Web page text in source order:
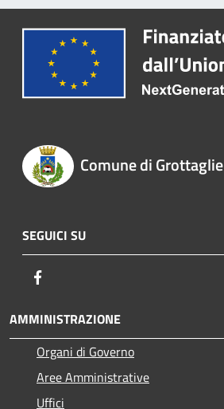
Comune di Grottaglie
SEGUICI SU
AMMINISTRAZIONE
Organi di Governo
Aree Amministrative
Uffici